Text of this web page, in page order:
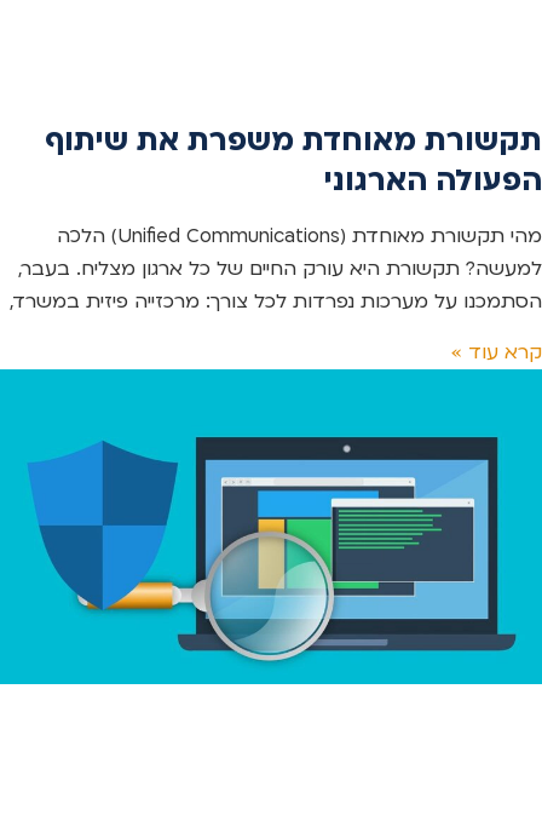
תקשורת מאוחדת משפרת את שיתוף
הפעולה הארגוני
מהי תקשורת מאוחדת (Unified Communications) הלכה
למעשה? תקשורת היא עורק החיים של כל ארגון מצליח. בעבר,
הסתמכנו על מערכות נפרדות לכל צורך: מרכזייה פיזית במשרד,
קרא עוד »